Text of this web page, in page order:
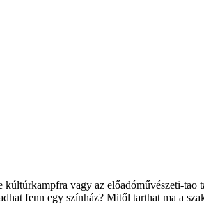
vagy az előadóművészeti-
fenn egy színház? Mitől tarthat ma a